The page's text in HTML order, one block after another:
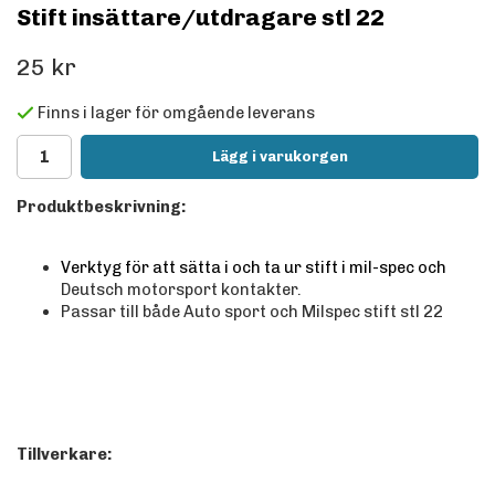
Stift insättare/utdragare stl 22
25 kr
Finns i lager för omgående leverans
Lägg i varukorgen
Produktbeskrivning:
Verktyg för att sätta i och ta ur stift i mil-spec och
Deutsch motorsport kontakter.
Passar till både Auto sport och Milspec stift stl 22
Tillverkare: